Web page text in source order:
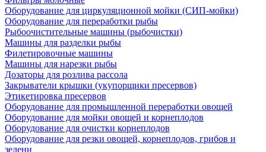
Оборудование для циркуляционной мойки (СИП-мойки)
Оборудование для переработки рыбы
Рыбоочистительные машины (рыбочистки)
Машины для разделки рыбы
Филетировочные машины
Машины для нарезки рыбы
Дозаторы для розлива рассола
Закрыватели крышки (укупорщики пресервов)
Этикетировка пресервов
Оборудование для промышленной переработки овощей
Оборудование для мойки овощей и корнеплодов
Оборудование для очистки корнеплодов
Оборудование для резки овощей, корнеплодов, грибов и
зелени